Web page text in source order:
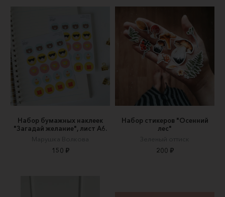
Набор бумажных наклеек
"Загадай желание", лист А6.
Марушка Волкова
150 ₽
Набор стикеров "Осенний
лес"
Зеленый оттиск
200 ₽